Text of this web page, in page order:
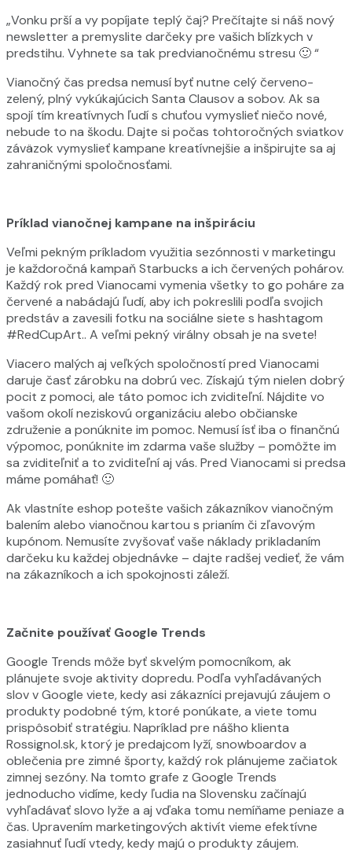
„Vonku prší a vy popíjate teplý čaj? Prečítajte si náš nový
newsletter a premyslite darčeky pre vašich blízkych v
predstihu. Vyhnete sa tak predvianočnému stresu 🙂 “
Vianočný čas predsa nemusí byť nutne celý červeno-
zelený, plný vykúkajúcich Santa Clausov a sobov. Ak sa
spojí tím kreatívnych ľudí s chuťou vymyslieť niečo nové,
nebude to na škodu. Dajte si počas tohtoročných sviatkov
záväzok vymyslieť kampane kreatívnejšie a inšpirujte sa aj
zahraničnými spoločnosťami.
Príklad vianočnej kampane na inšpiráciu
Veľmi pekným príkladom využitia sezónnosti v marketingu
je každoročná kampaň Starbucks a ich červených pohárov.
Každý rok pred Vianocami vymenia všetky to go poháre za
červené a nabádajú ľudí, aby ich pokreslili podľa svojich
predstáv a zavesili fotku na sociálne siete s hashtagom
#RedCupArt.. A veľmi pekný virálny obsah je na svete!
Viacero malých aj veľkých spoločností pred Vianocami
daruje časť zárobku na dobrú vec. Získajú tým nielen dobrý
pocit z pomoci, ale táto pomoc ich zviditeľní. Nájdite vo
vašom okolí neziskovú organizáciu alebo občianske
združenie a ponúknite im pomoc. Nemusí ísť iba o finančnú
výpomoc, ponúknite im zdarma vaše služby – pomôžte im
sa zviditeľniť a to zviditeľní aj vás. Pred Vianocami si predsa
máme pomáhať! 🙂
Ak vlastníte eshop potešte vašich zákazníkov vianočným
balením alebo vianočnou kartou s prianím či zľavovým
kupónom. Nemusíte zvyšovať vaše náklady prikladaním
darčeku ku každej objednávke – dajte radšej vedieť, že vám
na zákazníkoch a ich spokojnosti záleží.
Začnite používať Google Trends
Google Trends môže byť skvelým pomocníkom, ak
plánujete svoje aktivity dopredu. Podľa vyhľadávaných
slov v Google viete, kedy asi zákazníci prejavujú záujem o
produkty podobné tým, ktoré ponúkate, a viete tomu
prispôsobiť stratégiu. Napríklad pre nášho klienta
Rossignol.sk, ktorý je predajcom lyží, snowboardov a
oblečenia pre zimné športy, každý rok plánujeme začiatok
zimnej sezóny. Na tomto grafe z Google Trends
jednoducho vidíme, kedy ľudia na Slovensku začínajú
vyhľadávať slovo lyže a aj vďaka tomu nemíňame peniaze a
čas. Upravením marketingových aktivít vieme efektívne
zasiahnuť ľudí vtedy, kedy majú o produkty záujem.